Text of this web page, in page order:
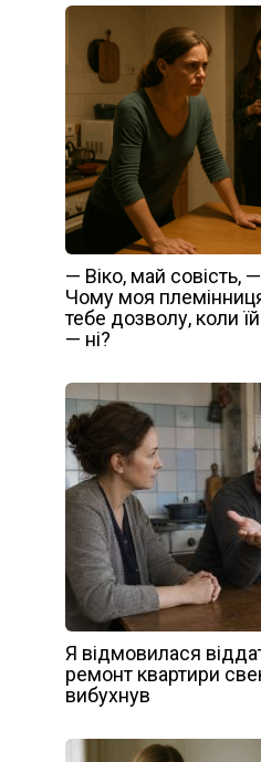
— Віко, май совість,
Чому моя
тебе дозволу, коли
— ні?
Я відмовилася
ремонт квартири
вибухнув